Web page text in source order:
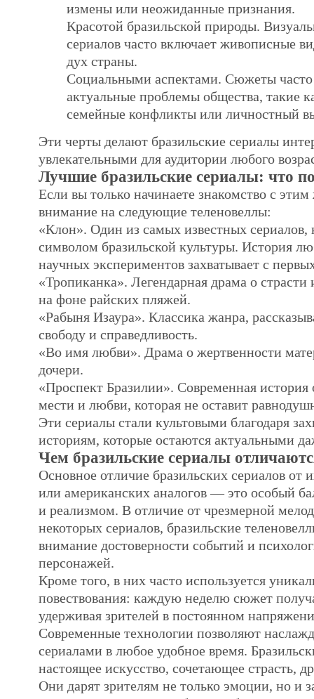
измены или неожиданные признания.
Красотой бразильской природы.
сериалов часто включает живописные
дух страны.
Социальными аспектами. Сюжеты часто
актуальные проблемы общества, такие
семейные конфликты или личностный
Эти черты делают бразильские сериалы
увлекательными для аудитории любого
Лучшие бразильские сериалы: что
Если вы только начинаете знакомство с
внимание на следующие теленовеллы:
«Клон». Один из самых известных сериалов,
символом бразильской культуры. История
научных экспериментов захватывает с
«Тропиканка». Легендарная драма о
на фоне райских пляжей.
«Рабыня Изаура». Классика жанра,
свободу и справедливость.
«Во имя любви». Драма о жертвенности
дочери.
«Проспект Бразилии». Современная история
мести и любви, которая не оставит
Эти сериалы стали культовыми благодаря
историям, которые остаются актуальными
Чем бразильские сериалы
Основное отличие бразильских сериалов от
или американских аналогов — это особый
и реализмом. В отличие от чрезмерной
некоторых сериалов, бразильские
внимание достоверности событий и
персонажей.
Кроме того, в них часто используется
повествования: каждую неделю сюжет
удерживая зрителей в постоянном
Современные технологии позволяют
сериалами в любое удобное время.
настоящее искусство, сочетающее страсть,
Они дарят зрителям не только эмоции, но и